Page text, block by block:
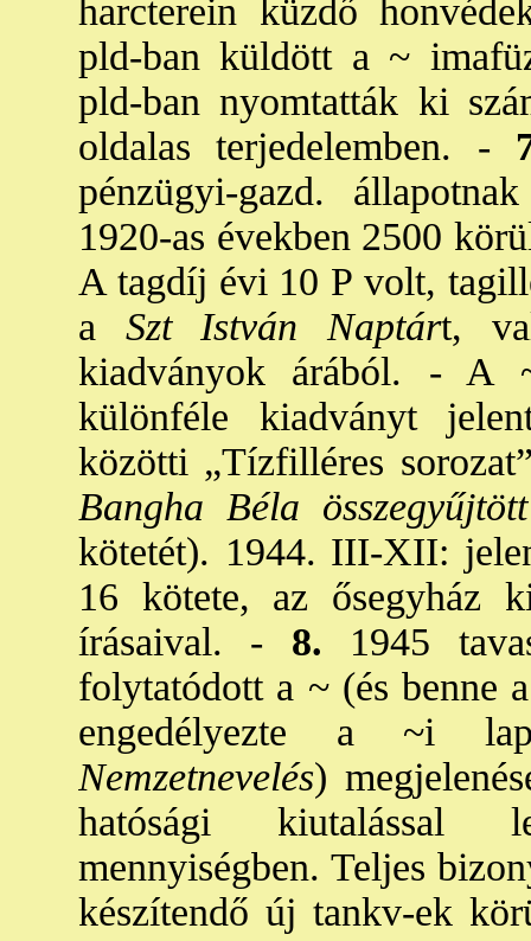
harcterein küzdő
pld-ban küldött a ~
pld-ban nyomtatták ki
oldalas terjedelemben. -
pénzügyi-gazd.
1920-as években 2500
A tagdíj évi 10 P volt,
a Szt István Naptárt,
kiadványok árából. - A
különféle kiadványt
közötti „Tízfilléres
Bangha Béla
kötetét). 1944. III-XII:
16 kötete, az ősegyház
írásaival. - 8. 1945
folytatódott a ~ (és benne
engedélyezte a ~i
Nemzetnevelés)
hatósági kiutalással
mennyiségben. Teljes
készítendő új tankv-ek